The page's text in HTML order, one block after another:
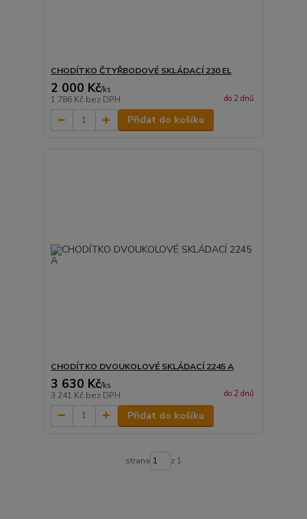
CHODÍTKO ČTYŘBODOVÉ SKLÁDACÍ 230 EL
2 000 Kč/ks
1 786 Kč bez DPH do 2 dnů
Přidat do košíku
CHODÍTKO DVOUKOLOVÉ SKLÁDACÍ 2245 A
3 630 Kč/ks
3 241 Kč bez DPH do 2 dnů
Přidat do košíku
strana z 1